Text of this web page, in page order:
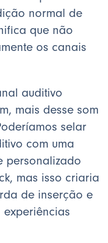
normal de
que não
os canais
auditivo
mais desse som
selar
com uma
personalizado
mas isso criaria
de inserção e